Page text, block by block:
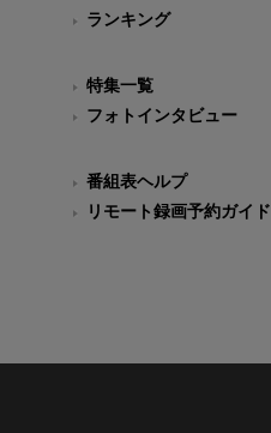
ランキング
特集一覧
フォトインタビュー
番組表ヘルプ
リモート録画予約ガイド